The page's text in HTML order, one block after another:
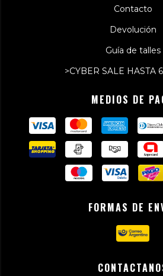
Contacto
Devolución
Guía de talles
>CYBER SALE HASTA
MEDIOS DE
FORMAS DE